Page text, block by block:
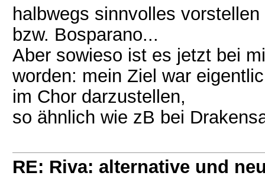
halbwegs sinnvolles
bzw. Bosparano...
Aber sowieso ist es jetzt bei
worden: mein Ziel war
im Chor darzustellen,
so ähnlich wie zB bei
RE: Riva: alternative und